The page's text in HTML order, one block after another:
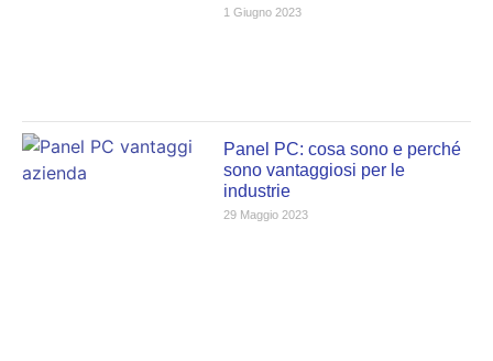
1 Giugno 2023
Panel PC: cosa sono e perché
sono vantaggiosi per le
industrie
29 Maggio 2023